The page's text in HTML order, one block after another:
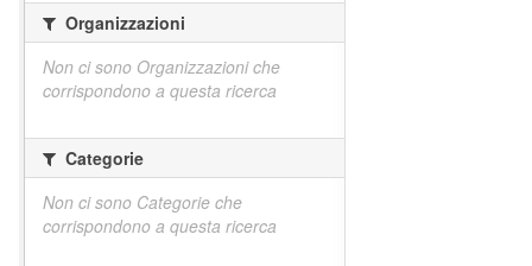
Organizzazioni
Non ci sono Organizzazioni che
corrispondono a questa ricerca
Categorie
Non ci sono Categorie che
corrispondono a questa ricerca